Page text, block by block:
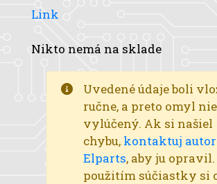
Link
Nikto nemá na sklade
Uvedené údaje boli
ručne, a preto omyl
vylúčený. Ak si našiel
chybu, kontaktuj
Elparts, aby ju opravil.
použitím súčiastky si